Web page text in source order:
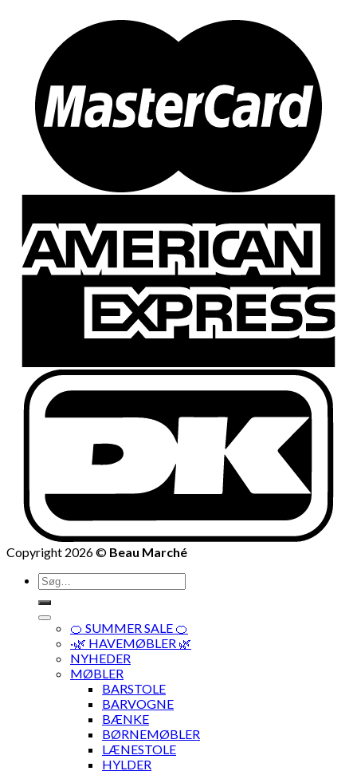
Copyright 2026 © Beau Marché
Søg
efter:
🍊 SUMMER SALE 🍊
·🌿 HAVEMØBLER 🌿
NYHEDER
MØBLER
BARSTOLE
BARVOGNE
BÆNKE
BØRNEMØBLER
LÆNESTOLE
HYLDER